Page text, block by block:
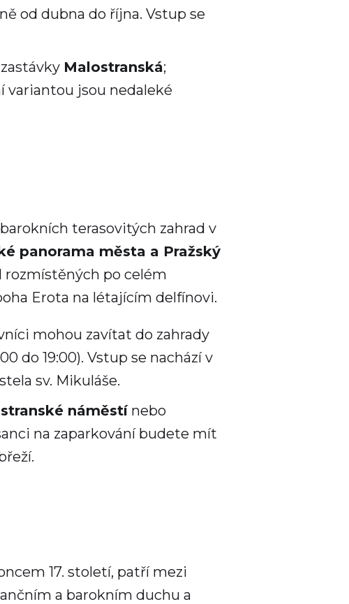
od dubna do října. Vstup se
Malostranská;
variantou jsou nedaleké
terasovitých zahrad v
panorama města a Pražský
rozmístěných po celém
Erota na létajícím delfínovi.
mohou zavítat do zahrady
do 19:00). Vstup se nachází v
sv. Mikuláše.
náměstínebo
na zaparkování budete mít
17. století, patří mezi
a barokním duchu a